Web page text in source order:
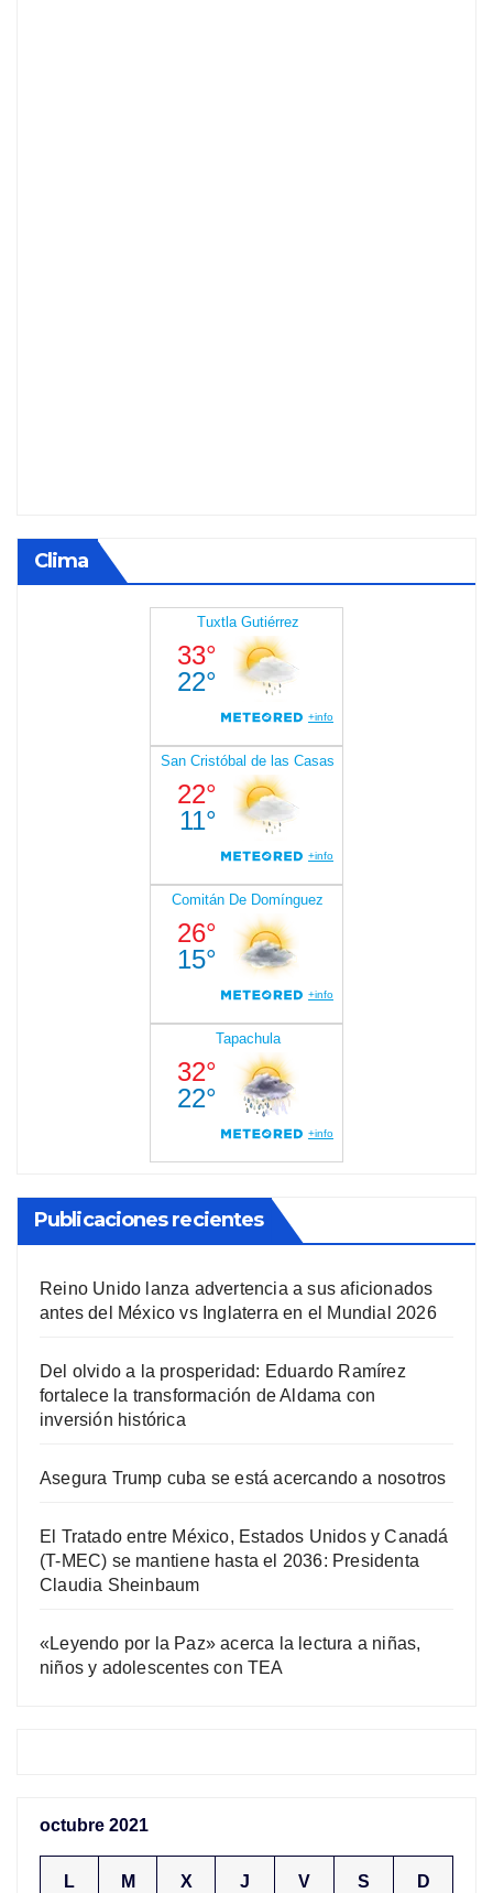
Clima
Publicaciones recientes
Reino Unido lanza advertencia a sus aficionados
antes del México vs Inglaterra en el Mundial 2026
Del olvido a la prosperidad: Eduardo Ramírez
fortalece la transformación de Aldama con
inversión histórica
Asegura Trump cuba se está acercando a nosotros
El Tratado entre México, Estados Unidos y Canadá
(T-MEC) se mantiene hasta el 2036: Presidenta
Claudia Sheinbaum
«Leyendo por la Paz» acerca la lectura a niñas,
niños y adolescentes con TEA
octubre 2021
L M X J V S D